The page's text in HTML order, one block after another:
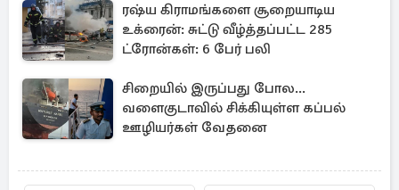
ரஷ்ய கிராமங்களை சூறையாடிய
உக்ரைன்: சுட்டு வீழ்த்தப்பட்ட 285
ட்ரோன்கள்: 6 பேர் பலி
சிறையில் இருப்பது போல...
வளைகுடாவில் சிக்கியுள்ள கப்பல்
ஊழியர்கள் வேதனை